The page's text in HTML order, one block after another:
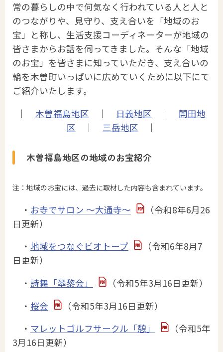
常の暮らしの中で何気なく行われている人と人と
のつながりや、見守り、支え合いを「地域のお
宝」と称し、生活支援コーディネーターが地域の
皆さまからお話を伺ってきました。そんな「地域
のお宝」を皆さまに知っていただき、支え合いの
輪を木曽町いっぱいに広めていくために以下にて
ご紹介いたします。
｜ 木曽福島地区 ｜ 日義地区 ｜ 開田地
区 ｜ 三岳地区 ｜
木曽福島地区の地域のお宝紹介
注：地域のお宝には、過去に取材した内容も含まれています。
・ お寺でサロン ～大通寺～
（令和8年6月26
日更新）
・ 地域をつなぐビオトープ
（令和6年8月7
日更新）
・ 詩舞「翆黎会」
（令和5年3月16日更新）
・ 桜会
（令和5年3月16日更新）
・ マレットゴルフサークル「憩」
（令和5年
3月16日更新）